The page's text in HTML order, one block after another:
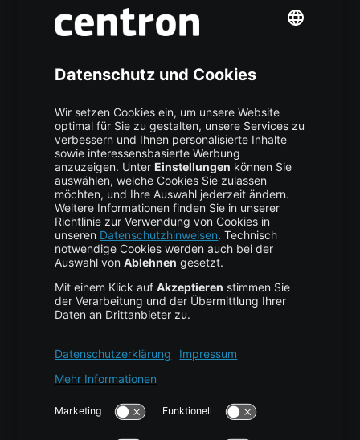
Mehr centron
High Availability
Trust Center
Data Recovery
Backup Service
Business Hosting
Cloud Storage
Cloud Anbieter
Leitfaden & Übersicht